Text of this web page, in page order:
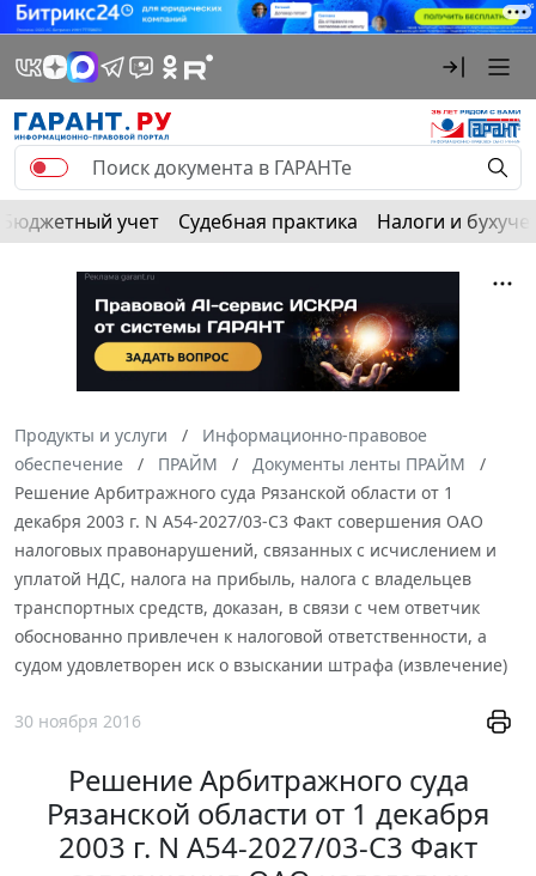
Бюджетный учет Судебная практика Налоги и
Продукты и услуги
Информационно-правовое
обеспечение
ПРАЙМ
Документы ленты ПРАЙМ
Решение Арбитражного суда Рязанской области от 1
декабря 2003 г. N А54-2027/03-С3 Факт совершения ОАО
налоговых правонарушений, связанных с исчислением и
уплатой НДС, налога на прибыль, налога с владельцев
транспортных средств, доказан, в связи с чем ответчик
обоснованно привлечен к налоговой ответственности, а
судом удовлетворен иск о взыскании штрафа (извлечение)
30 ноября 2016
Решение Арбитражного суда
Рязанской области от 1 декабря
2003 г. N А54-2027/03-С3 Факт